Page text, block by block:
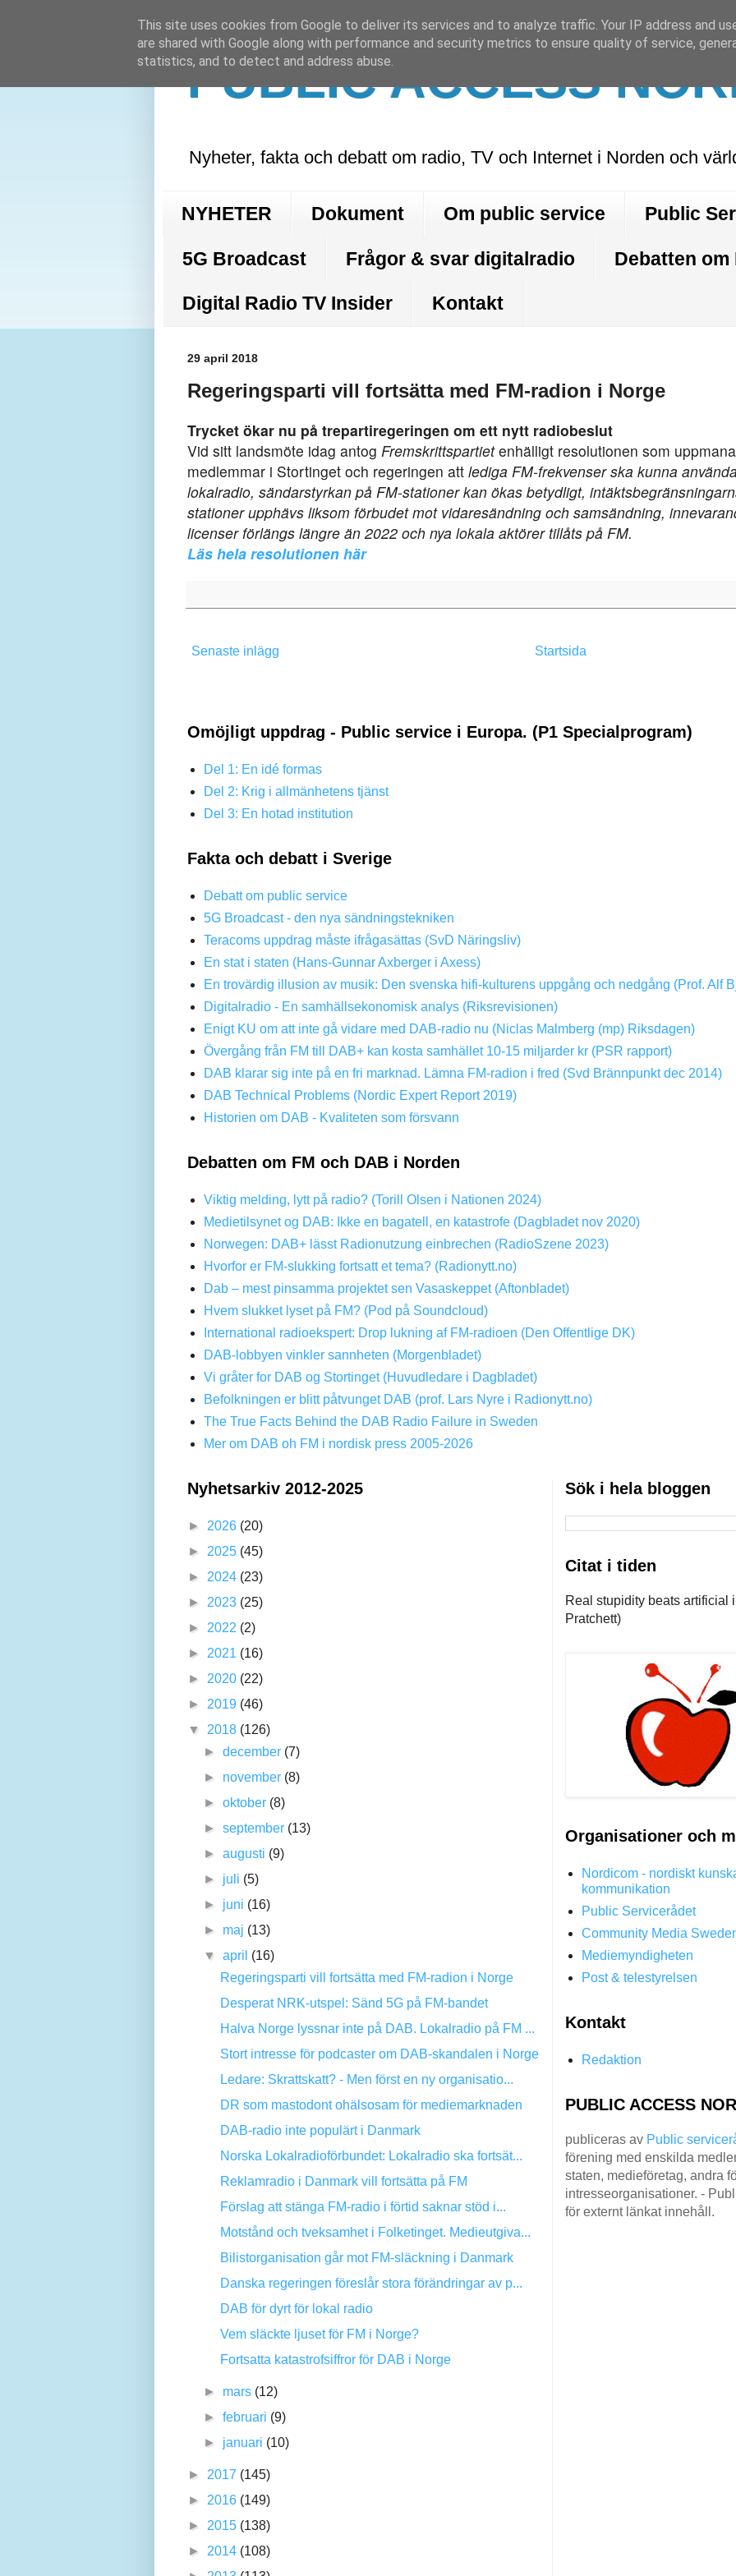
PUBLIC ACCESS
Nyheter, fakta och debatt om radio, TV och Internet i Norden och
NYHETER Dokument Om public service Public
5G Broadcast Frågor & svar digitalradio Debatten om
Digital Radio TV Insider Kontakt
29 april 2018
Regeringsparti vill fortsätta med FM-radion i Norge
Trycket ökar nu på trepartiregeringen om ett nytt radiobeslut
Vid sitt landsmöte idag antog Fremskrittspartietenhälligt resolutionen som
medlemmar i Stortinget och regeringen att lediga FM-frekvenser ska kunna
lokalradio, sändarstyrkan på FM-stationer kan ökas betydligt,
stationer upphävs liksom förbudet mot vidaresändning och samsändning,
licenser förlängs längre än 2022 och nya lokala aktörer tillåts på FM.
Läs hela resolutionen här
Senaste inlägg Startsida
Omöjligt uppdrag - Public service i Europa. (P1 Specialprogram)
Del 1: En idé formas
Del 2: Krig i allmänhetens tjänst
Del 3: En hotad institution
Fakta och debatt i Sverige
Debatt om public service
5G Broadcast - den nya sändningstekniken
Teracoms uppdrag måste ifrågasättas (SvD Näringsliv)
En stat i staten (Hans-Gunnar Axberger i Axess)
En trovärdig illusion av musik: Den svenska hifi-kulturens uppgång och nedgång (Prof. Alf
Digitalradio - En samhällsekonomisk analys (Riksrevisionen)
Enigt KU om att inte gå vidare med DAB-radio nu (Niclas Malmberg (mp) Riksdagen)
Övergång från FM till DAB+ kan kosta samhället 10-15 miljarder kr (PSR rapport)
DAB klarar sig inte på en fri marknad. Lämna FM-radion i fred (Svd Brännpunkt dec 2014)
DAB Technical Problems (Nordic Expert Report 2019)
Historien om DAB - Kvaliteten som försvann
Debatten om FM och DAB i Norden
Viktig melding, lytt på radio? (Torill Olsen i Nationen 2024)
Medietilsynet og DAB: Ikke en bagatell, en katastrofe (Dagbladet nov 2020)
Norwegen: DAB+ lässt Radionutzung einbrechen (RadioSzene 2023)
Hvorfor er FM-slukking fortsatt et tema? (Radionytt.no)
Dab – mest pinsamma projektet sen Vasaskeppet (Aftonbladet)
Hvem slukket lyset på FM? (Pod på Soundcloud)
International radioekspert: Drop lukning af FM-radioen (Den Offentlige DK)
DAB-lobbyen vinkler sannheten (Morgenbladet)
Vi gråter for DAB og Stortinget (Huvudledare i Dagbladet)
Befolkningen er blitt påtvunget DAB (prof. Lars Nyre i Radionytt.no)
The True Facts Behind the DAB Radio Failure in Sweden
Mer om DAB oh FM i nordisk press 2005-2026
Nyhetsarkiv 2012-2025
► 2026 (20)
► 2025 (45)
► 2024 (23)
► 2023 (25)
► 2022 (2)
► 2021 (16)
► 2020 (22)
► 2019 (46)
▼ 2018 (126)
►december (7)
► november (8)
►oktober (8)
►september (13)
►augusti (9)
► juli (5)
► juni (16)
► maj (13)
▼april (16)
Regeringsparti vill fortsätta med FM-radion i Norge
Desperat NRK-utspel: Sänd 5G på FM-bandet
Halva Norge lyssnar inte på DAB. Lokalradio på FM ...
Stort intresse för podcaster om DAB-skandalen i Norge
Ledare: Skrattskatt? - Men först en ny organisatio...
DR som mastodont ohälsosam för mediemarknaden
DAB-radio inte populärt i Danmark
Norska Lokalradioförbundet: Lokalradio ska fortsät...
Reklamradio i Danmark vill fortsätta på FM
Förslag att stänga FM-radio i förtid saknar stöd i...
Motstånd och tveksamhet i Folketinget. Medieutgiva...
Bilistorganisation går mot FM-släckning i Danmark
Danska regeringen föreslår stora förändringar av p...
DAB för dyrt för lokal radio
Vem släckte ljuset för FM i Norge?
Fortsatta katastrofsiffror för DAB i Norge
► mars (12)
►februari (9)
► januari (10)
► 2017 (145)
► 2016 (149)
► 2015 (138)
► 2014 (108)
Sök i hela bloggen
Citat i tiden
Real stupidity beats artificial
Pratchett)
Organisationer och
Nordicom - nordiskt
kommunikation
Public Servicerådet
Community Media
Mediemyndigheten
Post & telestyrelsen
Kontakt
Redaktion
PUBLIC ACCESS
publiceras av Public
förening med enskilda
staten, medieföretag, andra
intresseorganisationer. -
för externt länkat innehåll.
This site uses cookies from Google to deliver its services and to analyze traffic. Your IP address and
are shared with Google along with performance and security metrics to ensure quality of service,
statistics, and to detect and address abuse.